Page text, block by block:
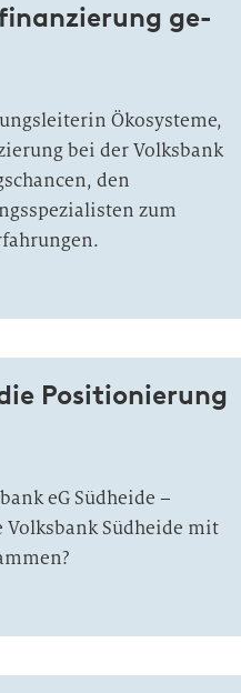
ge­
Ökosysteme,
bei der Volksbank
den
zum
Positionierung
eG Südheide –
Südheide mit